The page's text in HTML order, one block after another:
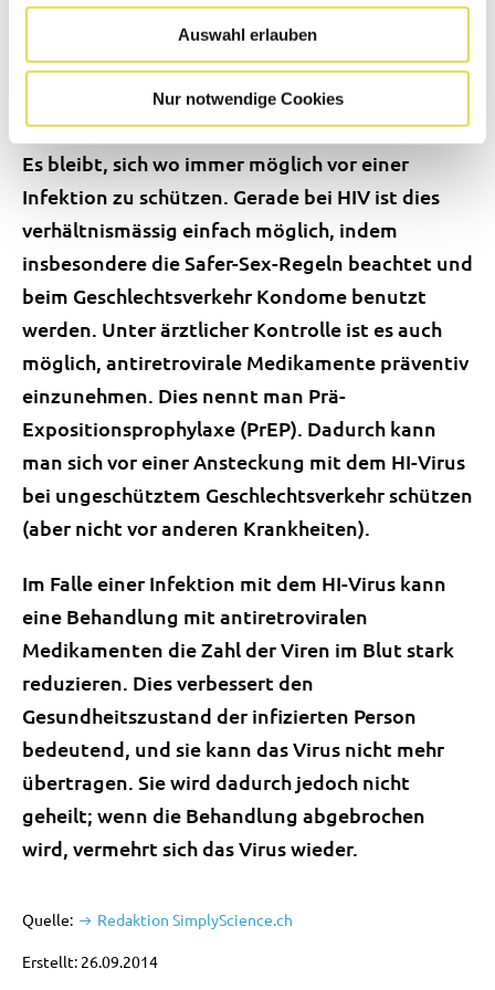
Auswahl erlauben
Nur notwendige Cookies
gefährliche Virus eine wirksame Schutzimpfung;
beispielsweise kann man sich weder gegen das
Coronavirus
SARS-CoV-2noch gegen HIV
impfen lassen.
Es bleibt, sich wo immer möglich vor einer
Infektion zu schützen. Gerade bei HIV ist dies
verhältnismässig einfach möglich, indem
insbesondere die Safer-Sex-Regeln beachtet und
beim Geschlechtsverkehr Kondome benutzt
werden. Unter ärztlicher Kontrolle ist es auch
möglich, antiretrovirale Medikamente präventiv
einzunehmen. Dies nennt man Prä-
Expositionsprophylaxe (PrEP). Dadurch kann
man sich vor einer Ansteckung mit dem HI-Virus
bei ungeschütztem Geschlechtsverkehr schützen
(aber nicht vor anderen Krankheiten).
Im Falle einer Infektion mit dem HI-Virus kann
eine Behandlung mit antiretroviralen
Medikamenten die Zahl der Viren im Blut stark
reduzieren. Dies verbessert den
Gesundheitszustand der infizierten Person
bedeutend, und sie kann das Virus nicht mehr
übertragen. Sie wird dadurch jedoch nicht
geheilt; wenn die Behandlung abgebrochen
wird, vermehrt sich das Virus wieder.
Quelle: Redaktion SimplyScience.ch
Erstellt: 26.09.2014